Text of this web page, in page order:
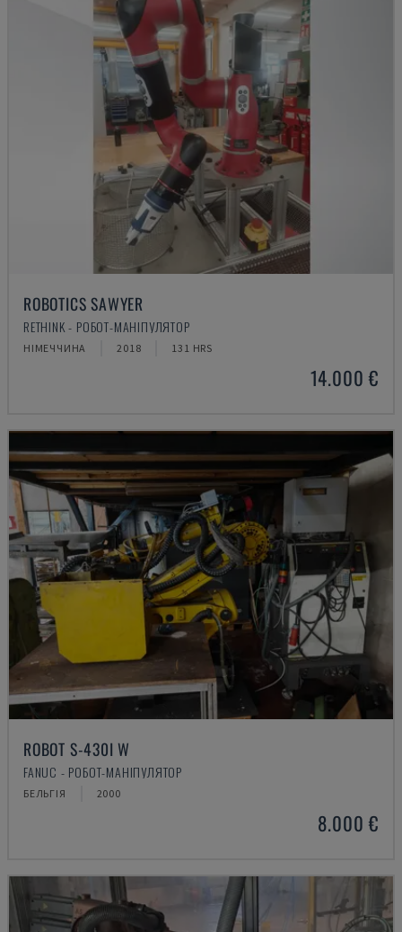
ROBOTICS SAWYER
RETHINK - РОБОТ-МАНІПУЛЯТОР
НІМЕЧЧИНА 2018 131 HRS
14.000 €
ROBOT S-430I W
FANUC - РОБОТ-МАНІПУЛЯТОР
БЕЛЬГІЯ 2000
8.000 €